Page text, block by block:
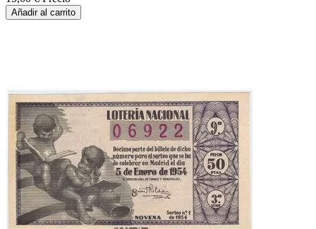
Añadir al carrito